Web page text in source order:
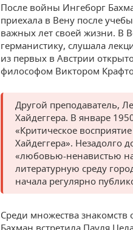
После войны Ингеборг
приехала в Вену после
важных лет своей жизни. В
германистику, слушала
из первых в Австрии
философом Виктором
Другой преподаватель,
Хайдеггера. В январе
«Критическое
Хайдеггера». Незадолго
«любовью-ненавистью
литературную среду
начала регулярно
Среди множества
Бахман встретила Пауля